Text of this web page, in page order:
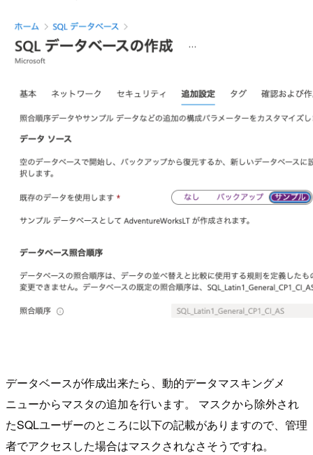
データベースが作成出来たら、動的データマスキングメ
ニューからマスタの追加を行います。 マスクから除外され
たSQLユーザーのところに以下の記載がありますので、管理
者でアクセスした場合はマスクされなさそうですね。